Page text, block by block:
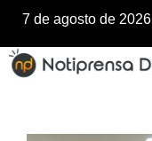
7 de agosto de 2026